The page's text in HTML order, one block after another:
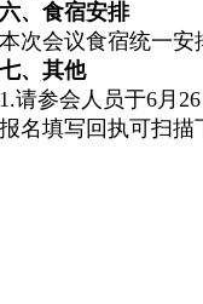
、 食宿安排
次会议食宿统一安
、其他
请参会人员于6月 26
名填写回执可扫描